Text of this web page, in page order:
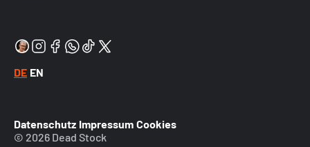
DE EN
Datenschutz Impressum Cookies
© 2026 Dead Stock